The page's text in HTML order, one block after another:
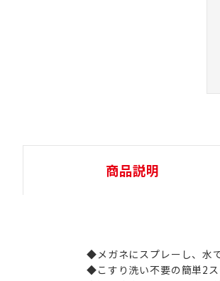
商品説明
◆メガネにスプレーし、水
◆こすり洗い不要の簡単2ス